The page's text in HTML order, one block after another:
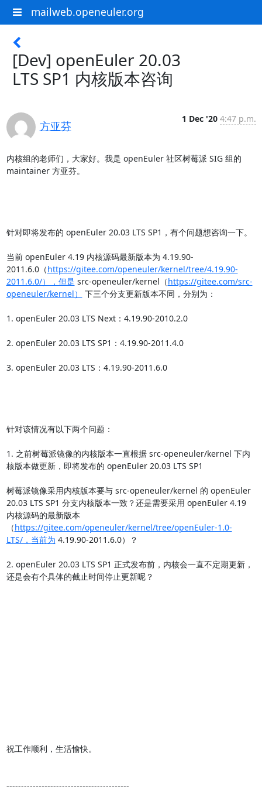
mailweb.openeuler.org
[Dev] ​openEuler 20.03
LTS SP1 内核版本咨询
方亚芬
1 Dec '20 4:47 p.m.
内核组的老师们，大家好。我是 openEuler 社区树莓派 SIG 组的
maintainer 方亚芬。
针对即将发布的 openEuler 20.03 LTS SP1，有个问题想咨询一下。
当前 openEuler 4.19 内核源码最新版本为 4.19.90-
2011.6.0（https://gitee.com/openeuler/kernel/tree/4.19.90-
2011.6.0/），但是 src-openeuler/kernel（https://gitee.com/src-
openeuler/kernel）
下三个分支更新版本不同，分别为：
1. openEuler 20.03 LTS Next：4.19.90-2010.2.0
2. openEuler 20.03 LTS SP1：4.19.90-2011.4.0
3. openEuler 20.03 LTS：4.19.90-2011.6.0
针对该情况有以下两个问题：
1. 之前树莓派镜像的内核版本一直根据 src-openeuler/kernel 下内
核版本做更新，即将发布的 openEuler 20.03 LTS SP1
树莓派镜像采用内核版本要与 src-openeuler/kernel 的 openEuler
20.03 LTS SP1 分支内核版本一致？还是需要采用 openEuler 4.19
内核源码的最新版本
（https://gitee.com/openeuler/kernel/tree/openEuler-1.0-
LTS/，当前为 4.19.90-2011.6.0）？
2. openEuler 20.03 LTS SP1 正式发布前，内核会一直不定期更新，
还是会有个具体的截止时间停止更新呢？
祝工作顺利，生活愉快。